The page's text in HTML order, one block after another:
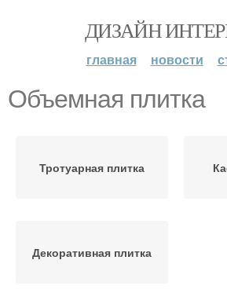
ДИЗАЙН
главная новости
Объемная плитка
Тротуарная плитка
Декоративная плитка